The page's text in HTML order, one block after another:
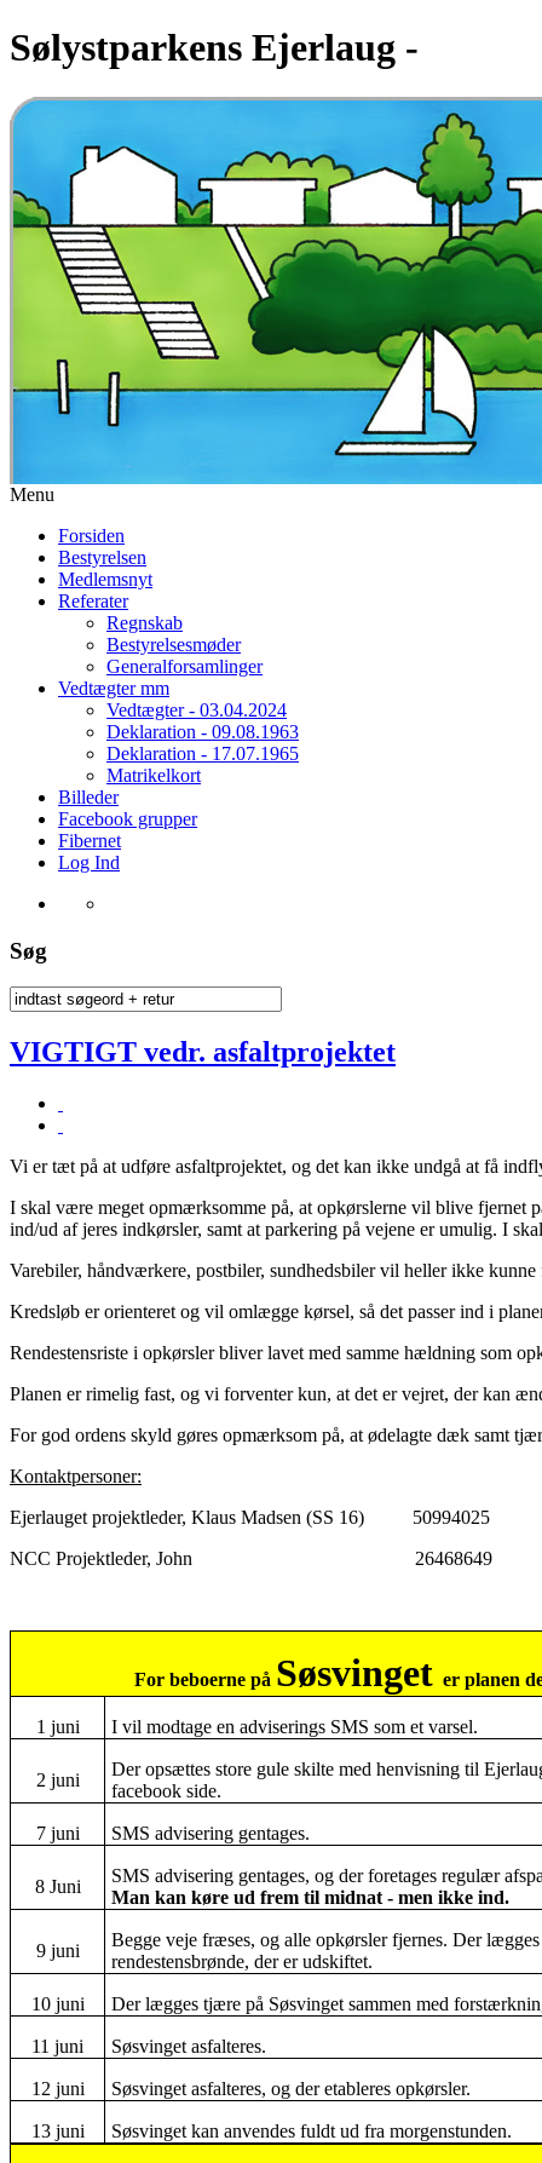
Sølystparkens Ejerlaug -
Menu
Forsiden
Bestyrelsen
Medlemsnyt
Referater
Regnskab
Bestyrelsesmøder
Generalforsamlinger
Vedtægter mm
Vedtægter - 03.04.2024
Deklaration - 09.08.1963
Deklaration - 17.07.1965
Matrikelkort
Billeder
Facebook grupper
Fibernet
Log Ind
Søg
VIGTIGT vedr. asfaltprojektet
Vi er tæt på at udføre asfaltprojektet, og det kan ikke undgå at få
I skal være meget opmærksomme på, at opkørslerne vil blive fjernet
ind/ud af jeres indkørsler, samt at parkering på vejene er umulig. I
Varebiler, håndværkere, postbiler, sundhedsbiler vil heller ikke
Kredsløb er orienteret og vil omlægge kørsel, så det passer ind i
Rendestensriste i opkørsler bliver lavet med samme hældning som
Planen er rimelig fast, og vi forventer kun, at det er vejret, der kan
For god ordens skyld gøres opmærksom på, at ødelagte dæk samt
Kontaktpersoner:
Ejerlauget projektleder, Klaus Madsen (SS 16)
50994025
NCC Projektleder, John 26468649
For beboerne på Søsvinget er planen
1 juni I vil modtage en adviserings SMS som et varsel.
2 juni
Der opsættes store gule skilte med henvisning til
facebook side.
7 juni SMS advisering gentages.
8 Juni
SMS advisering gentages, og der foretages regulær
Man kan køre ud frem til midnat - men ikke ind.
9 juni
Begge veje fræses, og alle opkørsler fjernes. Der
rendestensbrønde, der er udskiftet.
10 juni Der lægges tjære på Søsvinget sammen med
11 juni Søsvinget asfalteres.
12 juni Søsvinget asfalteres, og der etableres opkørsler.
13 juni Søsvinget kan anvendes fuldt ud fra morgenstunden.